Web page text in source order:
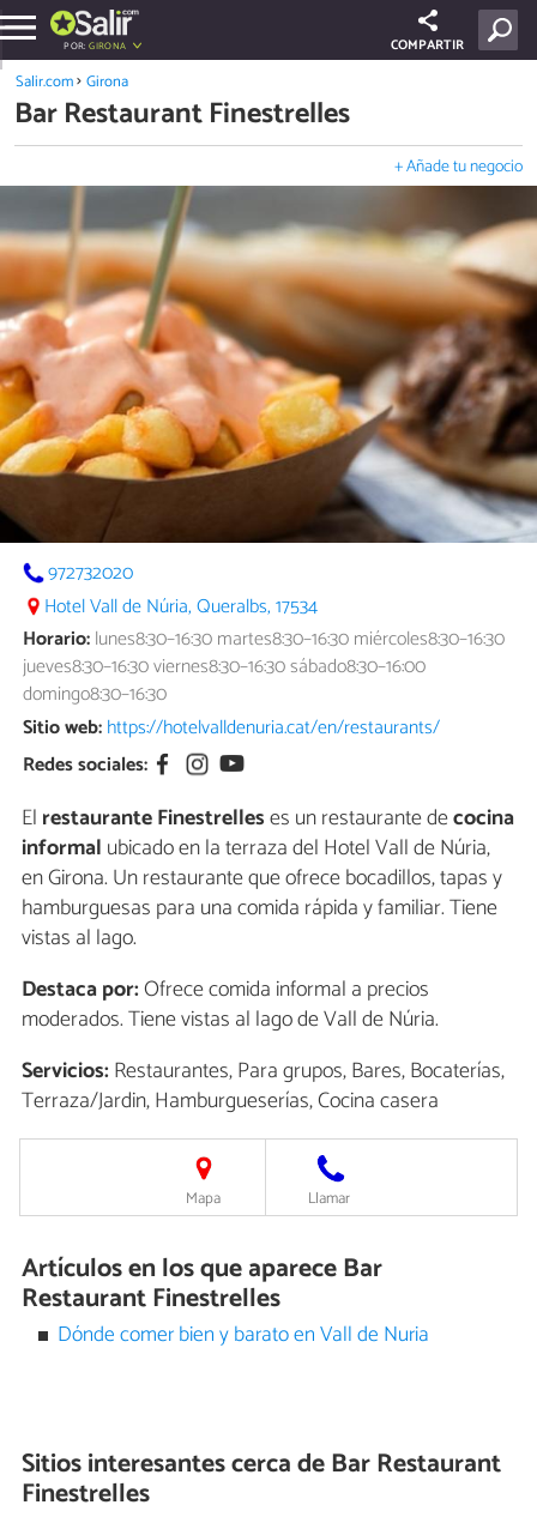
POR:GIRONA COMPARTIR
Salir.com Girona
Bar Restaurant Finestrelles
+ Añade tu negocio
972732020
Hotel Vall de Núria, Queralbs, 17534
Horario:lunes8:30–16:30 martes8:30–16:30 miércoles8:30–16:30
jueves8:30–16:30 viernes8:30–16:30 sábado8:30–16:00
domingo8:30–16:30
Sitio web:https://hotelvalldenuria.cat/en/restaurants/
Redes sociales:
El restaurante Finestrelleses un restaurante decocina
informal ubicado en la terraza del Hotel Vall de Núria,
en Girona. Un restaurante que ofrece bocadillos, tapas y
hamburguesas para una comida rápida y familiar. Tiene
vistas al lago.
Destaca por:Ofrece comida informal a precios
moderados. Tiene vistas al lago de Vall de Núria.
Servicios:Restaurantes, Para grupos, Bares, Bocaterías,
Terraza/Jardin, Hamburgueserías, Cocina casera
Mapa Llamar
Artículos en los que aparece Bar
Restaurant Finestrelles
Dónde comer bien y barato en Vall de Nuria
Sitios interesantes cerca deBar Restaurant
Finestrelles